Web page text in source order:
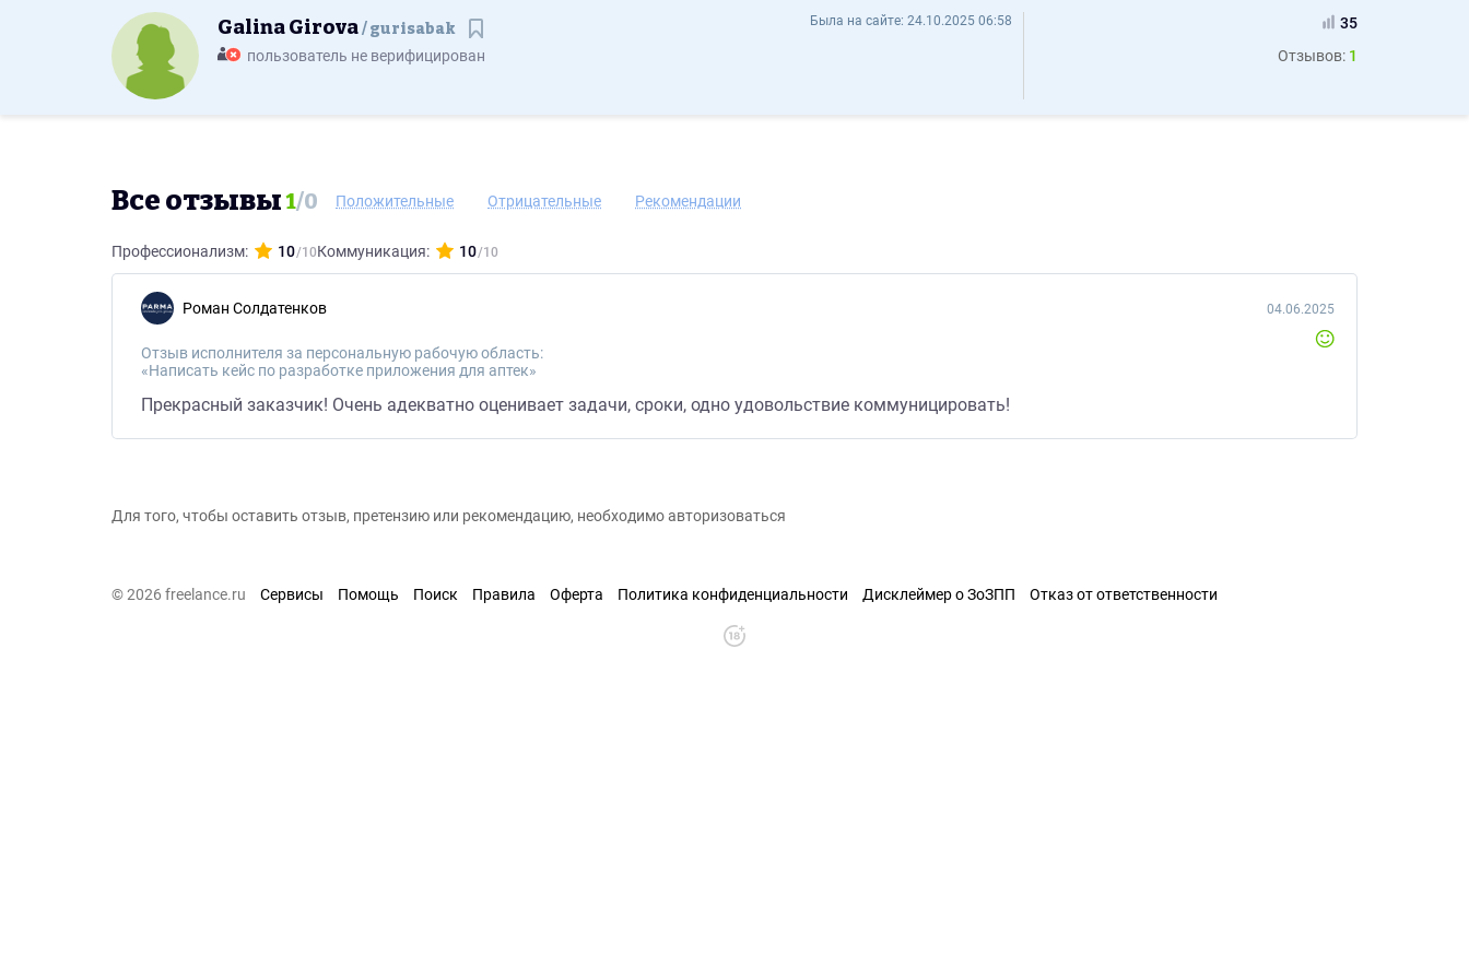
Galina Girova gurisabak - ОтзывыБыла на сайте: 24.10.2025 06:58
Galina Girova gurisabak
Сохранить контакт
пользователь не верифицирован
35
Отзывов: 1
Все отзывы1/0 Положительные Отрицательные Рекомендации
Профессионализм: 10 Коммуникация: 10
Роман Солдатенков
Отзыв исполнителя за персональную рабочую область:
«Написать кейс по разработке приложения для аптек»
04.06.2025
Прекрасный заказчик! Очень адекватно оценивает задачи, сроки, одно удовольствие коммуницировать!
Для того, чтобы оставить отзыв, претензию или рекомендацию, необходимо авторизоваться
© 2026 freelance.ru Сервисы Помощь Поиск Правила Оферта Политика конфиденциальности Дисклеймер о ЗоЗПП Отказ от ответственности